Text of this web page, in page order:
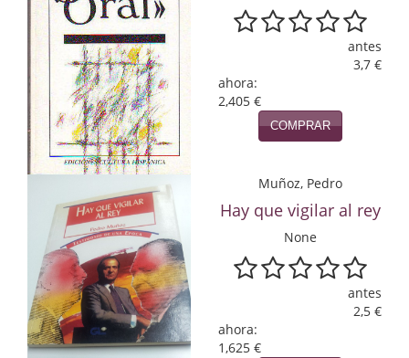
Literatura hispanoamericana
Local
Mafia y espionaje
Matemáticas
Medicina
Música
Naturaleza
Novela Extranjera
Novela fantástica
antes
3,7 €
ahora:
2,405 €
COMPRAR
Muñoz, Pedro
Hay que vigilar al rey
None
antes
2,5 €
ahora:
1,625 €